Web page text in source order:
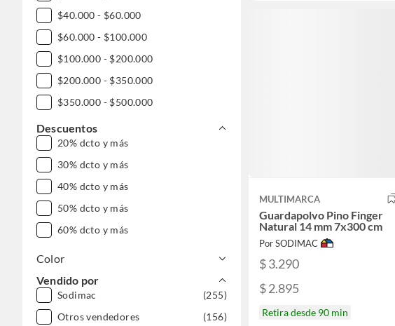
$40.000 - $60.000
$60.000 - $100.000
$100.000 - $200.000
$200.000 - $350.000
$350.000 - $500.000
$500.000 - $1.000.000
DESDE $1.000.000
Descuentos
20% dcto y más
30% dcto y más
40% dcto y más
50% dcto y más
60% dcto y más
Color
Vendido por
Sodimac
(255)
Otros vendedores
(156)
MULTIMARCA
Guardapolvo Pino Finger
Natural 14 mm 7x300 cm
Por SODIMAC
$ 3.290
$ 2.895
Retira desde 90 min